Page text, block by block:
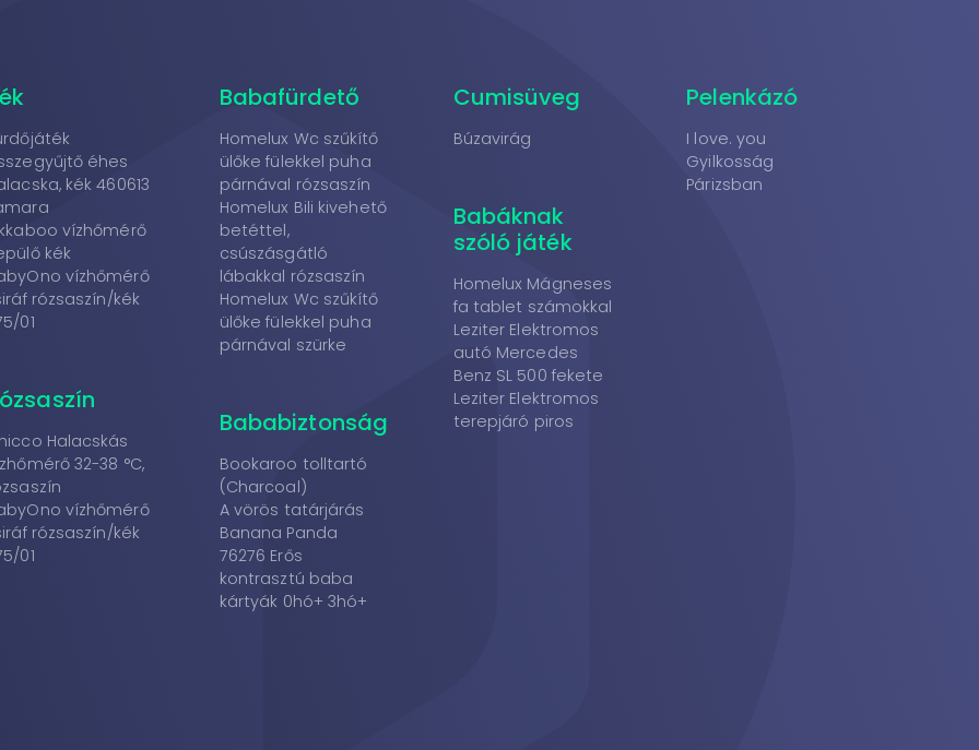
éhes
kék 460613
vízhőmérő
kék
vízhőmérő
rózsaszín/kék
01
Halacskás
32-38 °C,
vízhőmérő
rózsaszín/kék
01
Babafürdető
Homelux Wc szűkítő
ülőke fülekkel puha
párnával rózsaszín
Homelux Bili kivehető
betéttel,
csúszásgátló
lábakkal rózsaszín
Homelux Wc szűkítő
ülőke fülekkel puha
párnával szürke
Bababiztonság
Bookaroo tolltartó
(Charcoal)
A vörös tatárjárás
Banana Panda
76276 Erős
kontrasztú baba
kártyák 0hó+ 3hó+
Cumisüveg
Búzavirág
Babáknak
szóló játék
Homelux Mágneses
fa tablet számokkal
Leziter Elektromos
autó Mercedes
Benz SL 500 fekete
Leziter Elektromos
terepjáró piros
Pelenkázó
I love. you
Gyilkosság
Párizsban